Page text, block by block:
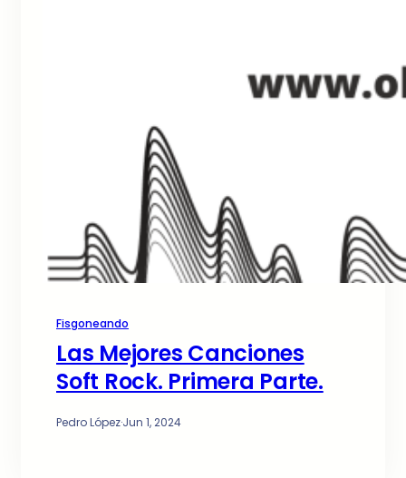
Fisgoneando
Las Mejores Canciones
Soft Rock. Primera Parte.
Pedro López·Jun 1, 2024